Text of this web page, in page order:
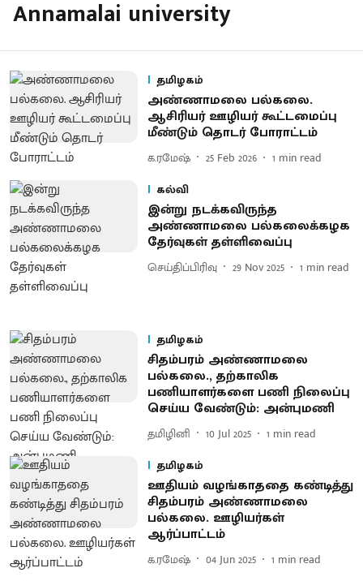
Annamalai university
தமிழகம்
அண்ணாமலை பல்கலை.
ஆசிரியர் ஊழியர் கூட்டமைப்பு
மீண்டும் தொடர் போராட்டம்
க.ரமேஷ் 25 Feb 2026 1 min read
கல்வி
இன்று நடக்கவிருந்த
அண்ணாமலை பல்கலைக்கழக
தேர்வுகள் தள்ளிவைப்பு
செய்திப்பிரிவு 29 Nov 2025 1 min read
தமிழகம்
சிதம்பரம் அண்ணாமலை
பல்கலை., தற்காலிக
பணியாளர்களை பணி நிலைப்பு
செய்ய வேண்டும்: அன்புமணி
தமிழினி 10 Jul 2025 1 min read
தமிழகம்
ஊதியம் வழங்காததை கண்டித்து
சிதம்பரம் அண்ணாமலை
பல்கலை. ஊழியர்கள்
ஆர்ப்பாட்டம்
க.ரமேஷ் 04 Jun 2025 1 min read